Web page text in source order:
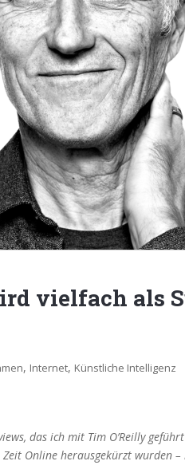
vielfach als
, Internet, Künstliche Intelligenz
das ich mit Tim O’Reilly
Zeit Online herausgekürzt wurden